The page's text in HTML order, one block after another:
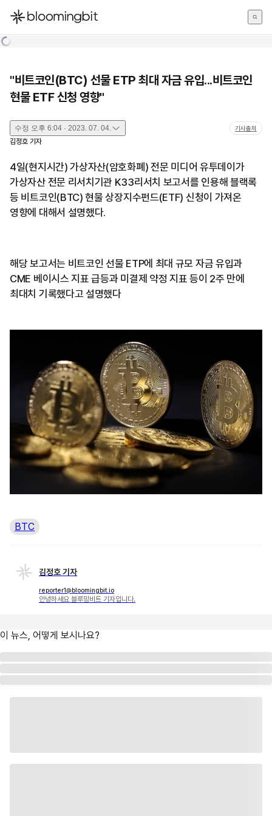
한국어
"비트코인(BTC) 선물 ETP 최대 자금 유입...비트코인
현물 ETF 신청 영향"
수정 오후 6:04 · 2023. 07. 04. 기사출처
김정호 기자
4일(현지시간) 가상자산(암호화폐) 전문 미디어 유투데이가
가상자산 전문 리서치기관 K33리서치 보고서를 인용해 블랙록
등 비트코인(BTC) 현물 상장지수펀드(ETF) 신청이 가져온
영향에 대해서 설명했다.
해당 보고서는 비트코인 선물 ETP에 최대 규모 자금 유입과
CME 베이시스 지표 급등과 미결제 약정 지표 등이 2주 만에
최대치 기록했다고 설명했다
BTC
김정호 기자
reporter1@bloomingbit.io
안녕하세요 블루밍비트 기자입니다.
이 뉴스, 어떻게 보시나요?